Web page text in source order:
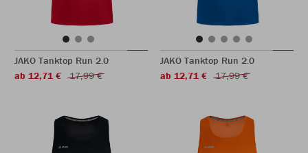
JAKO Tanktop Run 2.0
ab 12,71 €
17,99 €
JAKO Tanktop Run 2.0
ab 12,71 €
17,99 €